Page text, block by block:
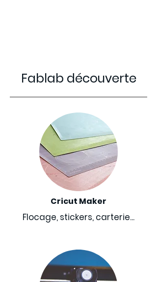
Fablab découverte
Cricut Maker
Flocage, stickers, carterie...